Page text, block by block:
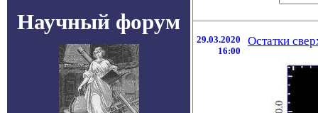
Научный форум
29.03.2020
16:00
Остатки